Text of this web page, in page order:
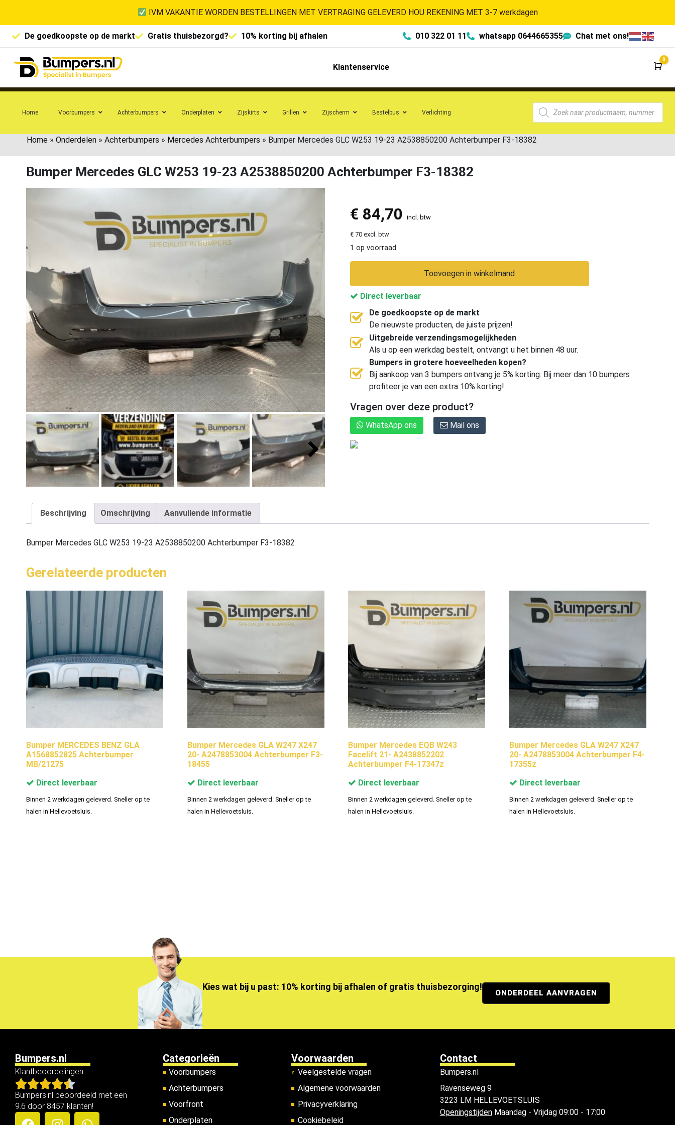
IVM VAKANTIE WORDEN BESTELLINGEN MET VERTRAGING GELEVERD HOU REKENING MET 3-7 werkdagen
De goedkoopste op de markt Gratis thuisbezorgd? 10% korting bij afhalen 010 322 01 11 whatsapp 0644665355 Chat met ons!
Klantenservice
0
Home Voorbumpers Achterbumpers Onderplaten Zijskirts Grillen Zijscherm Bestelbus Verlichting
Home » Onderdelen » Achterbumpers » Mercedes Achterbumpers » Bumper Mercedes GLC W253 19-23 A2538850200 Achterbumper F3-18382
Bumper Mercedes GLC W253 19-23 A2538850200 Achterbumper F3-18382
€ 84,70 incl. btw
€ 70 excl. btw
1 op voorraad
Toevoegen in winkelmand
Direct leverbaar
De goedkoopste op de markt
De nieuwste producten, de juiste prijzen!
Uitgebreide verzendingsmogelijkheden
Als u op een werkdag bestelt, ontvangt u het binnen 48 uur.
Bumpers in grotere hoeveelheden kopen?
Bij aankoop van 3 bumpers ontvang je 5% korting. Bij meer dan 10 bumpers
profiteer je van een extra 10% korting!
Vragen over deze product?
WhatsApp ons Mail ons
Beschrijving Omschrijving Aanvullende informatie
Bumper Mercedes GLC W253 19-23 A2538850200 Achterbumper F3-18382
Gerelateerde producten
Bumper MERCEDES BENZ GLA
A1568852825 Achterbumper
MB/21275
Direct leverbaar
Binnen 2 werkdagen geleverd. Sneller op te
halen in Hellevoetsluis.
Bumper Mercedes GLA W247 X247
20- A2478853004 Achterbumper F3-
18455
Direct leverbaar
Binnen 2 werkdagen geleverd. Sneller op te
halen in Hellevoetsluis.
Bumper Mercedes EQB W243
Facelift 21- A2438852202
Achterbumper F4-17347z
Direct leverbaar
Binnen 2 werkdagen geleverd. Sneller op te
halen in Hellevoetsluis.
Bumper Mercedes GLA W247 X247
20- A2478853004 Achterbumper F4-
17355z
Direct leverbaar
Binnen 2 werkdagen geleverd. Sneller op te
halen in Hellevoetsluis.
Kies wat bij u past: 10% korting bij afhalen of gratis thuisbezorging!
ONDERDEEL AANVRAGEN
Bumpers.nl
Klantbeoordelingen
Bumpers.nl beoordeeld met een
9.6 door 8457 klanten!
Categorieën
Voorbumpers
Achterbumpers
Voorfront
Onderplaten
Voorwaarden
Veelgestelde vragen
Algemene voorwaarden
Privacyverklaring
Cookiebeleid
Contact
Bumpers.nl
Ravenseweg 9
3223 LM HELLEVOETSLUIS
OpeningstijdenMaandag - Vrijdag 09:00 - 17:00